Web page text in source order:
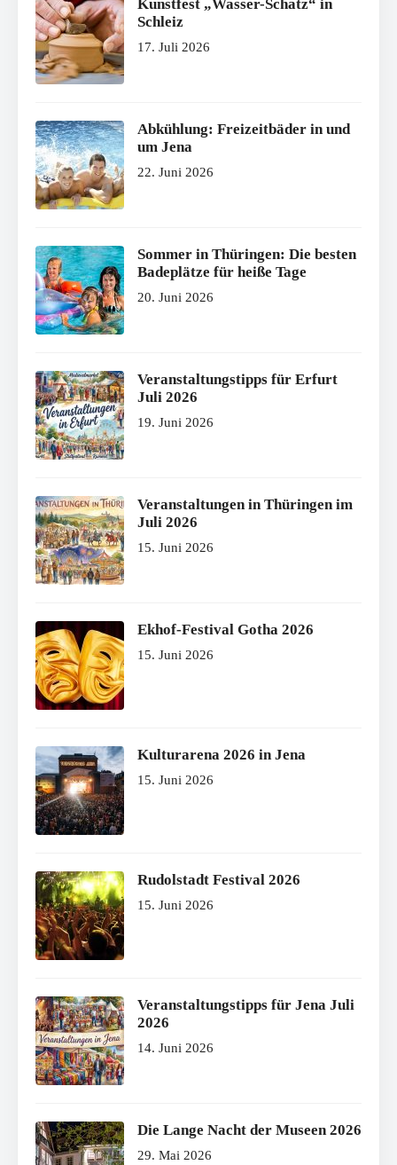
Kunstfest „Wasser-Schatz“ in
Schleiz
17. Juli 2026
Abkühlung: Freizeitbäder in und
um Jena
22. Juni 2026
Sommer in Thüringen: Die besten
Badeplätze für heiße Tage
20. Juni 2026
Veranstaltungstipps für Erfurt
Juli 2026
19. Juni 2026
Veranstaltungen in Thüringen im
Juli 2026
15. Juni 2026
Ekhof-Festival Gotha 2026
15. Juni 2026
Kulturarena 2026 in Jena
15. Juni 2026
Rudolstadt Festival 2026
15. Juni 2026
Veranstaltungstipps für Jena Juli
2026
14. Juni 2026
Die Lange Nacht der Museen 2026
29. Mai 2026